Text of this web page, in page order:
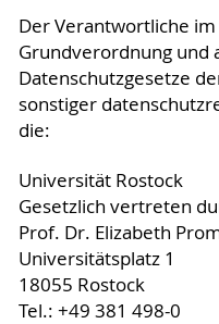
Der Verantwortliche
Grundverordnung und
Datenschutzgesetze
sonstiger
die:
Universität Rostock
Gesetzlich vertreten
Prof. Dr. Elizabeth
Universitätsplatz 1
18055 Rostock
Tel.: +49 381 498-0